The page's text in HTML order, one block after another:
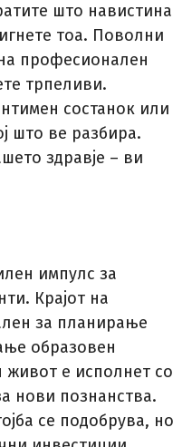
што навистина
тоа. Поволни
професионален
трпеливи.
состанок или
што ве разбира.
здравје – ви
импулс за
Крајот на
за планирање
образовен
е исполнет со
нови познанства.
се подобрува, но